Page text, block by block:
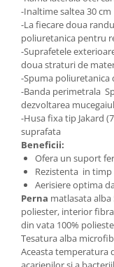
-Inaltime saltea 30 cm
-La fiecare doua
poliuretanica pentru
-Suprafetele
doua straturi de
-Spuma poliuretanica
-Banda perimetrala
dezvoltarea
-Husa fixa tip Jakard
suprafata
Beneficii:
Ofera un suport
Rezistenta in
Aerisiere optima
Perna matlasata
poliester, interior
din vata 100%
Tesatura alba
Aceasta temperatura